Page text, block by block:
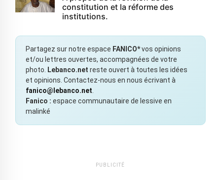
constitution et la réforme des
institutions.
Partagez sur notre espace FANICO*vos opinions
et/ou lettres ouvertes, accompagnées de votre
photo. Lebanco.net reste ouvert à toutes les idées
et opinions. Contactez-nous en nous écrivant à
fanico@lebanco.net.
Fanico : espace communautaire de lessive en
malinké
PUBLICITÉ